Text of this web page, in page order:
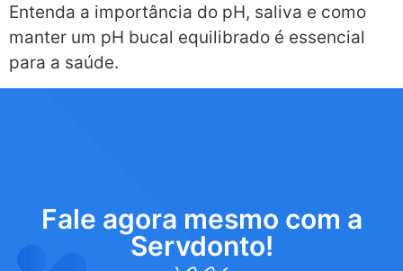
Entenda a importância do pH, saliva e como
manter um pH bucal equilibrado é essencial
para a saúde.
Fale agora mesmo com a
Servdonto!